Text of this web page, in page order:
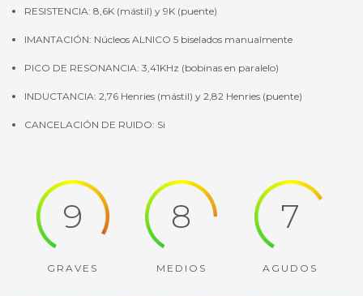
RESISTENCIA: 8,6K (mástil) y 9K (puente)
IMANTACIÓN: Núcleos ALNICO 5 biselados manualmente
PICO DE RESONANCIA: 3,41KHz (bobinas en paralelo)
INDUCTANCIA: 2,76 Henries (mástil) y 2,82 Henries (puente)
CANCELACIÓN DE RUIDO: Si
9
GRAVES
8
MEDIOS
7
AGUDOS